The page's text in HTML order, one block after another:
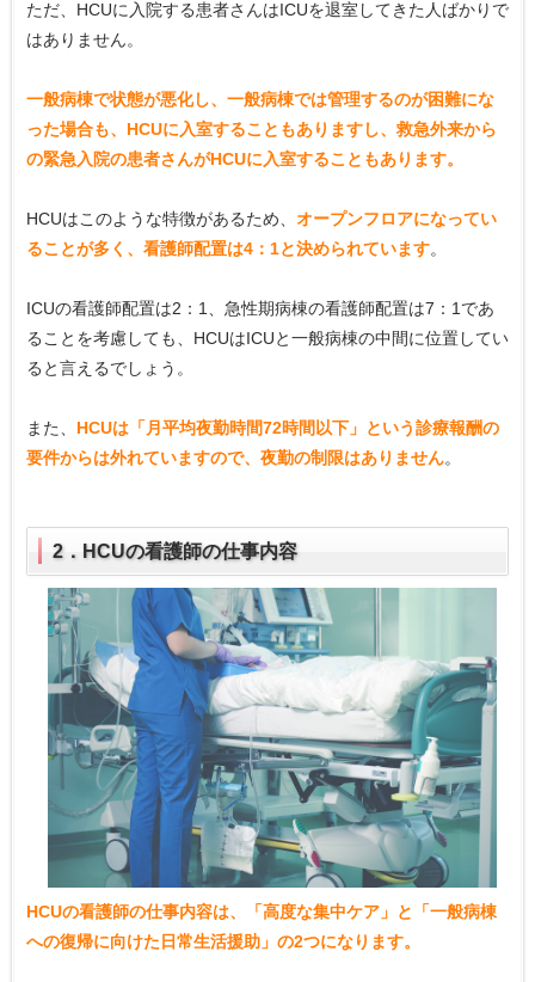
ただ、HCUに入院する患者さんはICUを退室してきた人ばかりで
はありません。
一般病棟で状態が悪化し、一般病棟では管理するのが困難にな
った場合も、HCUに入室することもありますし、救急外来から
の緊急入院の患者さんがHCUに入室することもあります。
HCUはこのような特徴があるため、 オープンフロアになってい
ることが多く、看護師配置は4：1と決められています。
ICUの看護師配置は2：1、急性期病棟の看護師配置は7：1であ
ることを考慮しても、HCUはICUと一般病棟の中間に位置してい
ると言えるでしょう。
また、 HCUは「月平均夜勤時間72時間以下」という診療報酬の
要件からは外れていますので、夜勤の制限はありません。
2．HCUの看護師の仕事内容
HCUの看護師の仕事内容は、「高度な集中ケア」と「一般病棟
への復帰に向けた日常生活援助」の2つになります。